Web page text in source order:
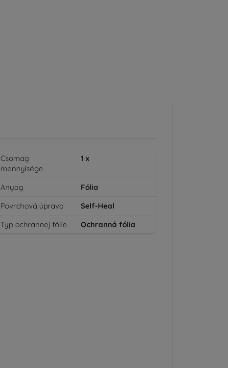
Csomag
mennyisége
1 x
Anyag
Fólia
Povrchová úprava
Self-Heal
Typ ochrannej fólie
Ochranná fólia